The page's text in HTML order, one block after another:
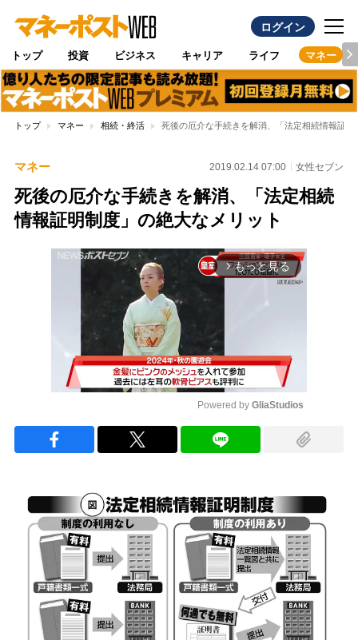
ログイン
トップ 投資 ビジネス キャリア ライフ マネー
トップ マネー 相続・終活 死後の厄介な手続きを解消、「法定相続情報証
マネー 2019.02.14 07:00 女性セブン
死後の厄介な手続きを解消、「法定相続
情報証明制度」の絶大なメリット
arrow_forward_ios もっと見る
Powered by GliaStudios